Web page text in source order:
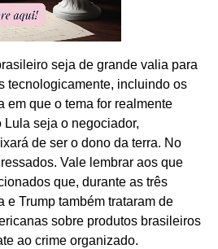
seja de grande valia para
tecnologicamente, incluindo os
em que o tema for realmente
seja o negociador,
de ser o dono da terra. No
Vale lembrar aos que
que, durante as três
e Trump também trataram de
sobre produtos brasileiros
ao crime organizado.